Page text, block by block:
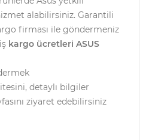
alabilirsiniz. Garantili
firması ile göndermeniz
kargo ücretleri ASUS
detaylı bilgiler
ziyaret edebilirsiniz